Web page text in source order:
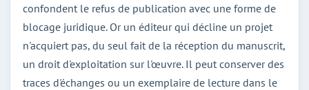
confondent le refus de publication avec une forme de
blocage juridique. Or un éditeur qui décline un projet
n'acquiert pas, du seul fait de la réception du manuscrit,
un droit d'exploitation sur l'œuvre. Il peut conserver des
traces d'échanges ou un exemplaire de lecture dans le